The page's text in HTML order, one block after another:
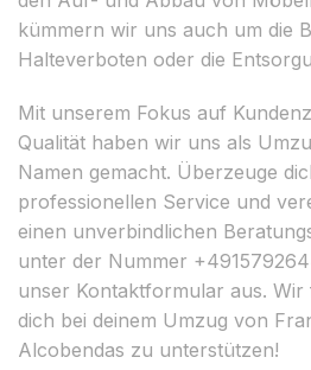
kümmern wir uns auch um die
Halteverboten oder die
Mit unserem Fokus auf
Qualität haben wir uns als
Namen gemacht. Überzeuge
professionellen Service und
einen unverbindlichen
unter der Nummer
unser Kontaktformular aus.
dich bei deinem Umzug von
Alcobendas zu unterstützen!